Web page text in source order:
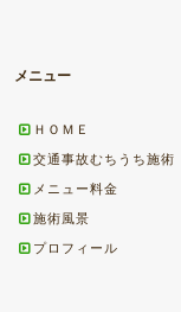
メニュー
ＨＯＭＥ
交通事故むちうち施術
メニュー料金
施術風景
プロフィール